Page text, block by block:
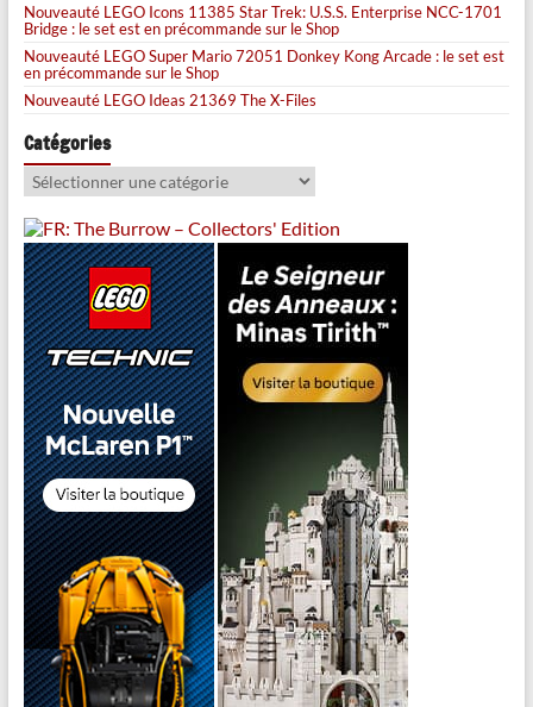
Nouveauté LEGO Icons 11385 Star Trek: U.S.S. Enterprise NCC-1701
Bridge : le set est en précommande sur le Shop
Nouveauté LEGO Super Mario 72051 Donkey Kong Arcade : le set est
en précommande sur le Shop
Nouveauté LEGO Ideas 21369 The X-Files
Catégories
Catégories